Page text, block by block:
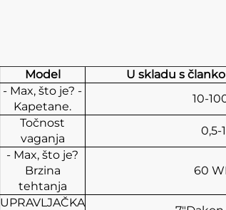
Model
U skladu s
- Max, što je? -
Kapetane.
10-
Točnost
vaganja
0,5-
- Max, što je?
Brzina
tehtanja
60
UPRAVLJAČKA